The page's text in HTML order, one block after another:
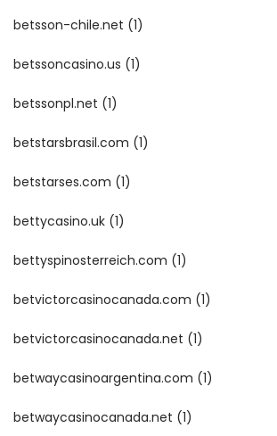
betsson-chile.net (1)
betssoncasino.us (1)
betssonpl.net (1)
betstarsbrasil.com (1)
betstarses.com (1)
bettycasino.uk (1)
bettyspinosterreich.com (1)
betvictorcasinocanada.com (1)
betvictorcasinocanada.net (1)
betwaycasinoargentina.com (1)
betwaycasinocanada.net (1)